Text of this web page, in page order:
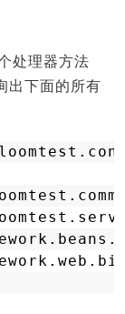
处理器方法
出下面的所有